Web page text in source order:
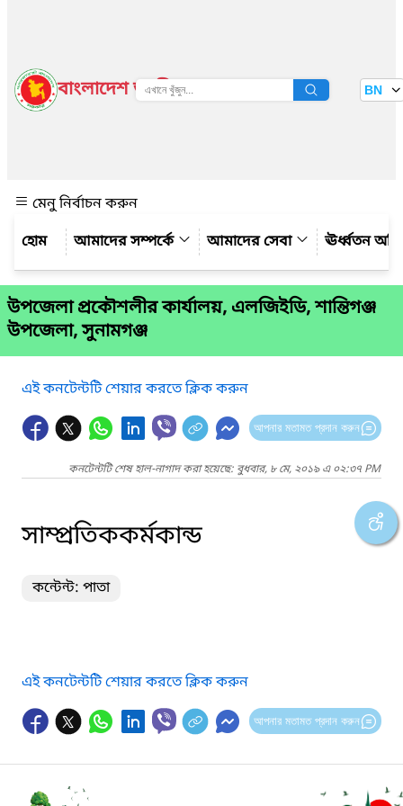
বাংলাদেশ জাতীয় তথ্য বাতায়ন BN
মেনু নির্বাচন করুন
আমাদের সম্পর্কে
আমাদের সেবা ঊর্ধ্বতন
উপজেলা প্রকৌশলীর কার্যালয়, এলজিইডি, শান্তিগঞ্জ
উপজেলা, সুনামগঞ্জ
এই কনটেন্টটি শেয়ার করতে ক্লিক করুন
আপনার মতামত প্রদান করুন
কনটেন্টটি শেষ হাল-নাগাদ করা হয়েছে: বুধবার, ৮ মে, ২০১৯ এ ০২:৩৭ PM
সাম্প্রতিককর্মকান্ড
কন্টেন্ট: পাতা
এই কনটেন্টটি শেয়ার করতে ক্লিক করুন
আপনার মতামত প্রদান করুন